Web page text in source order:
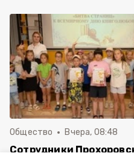
Общество Вчера, 08:48
Сотрудники